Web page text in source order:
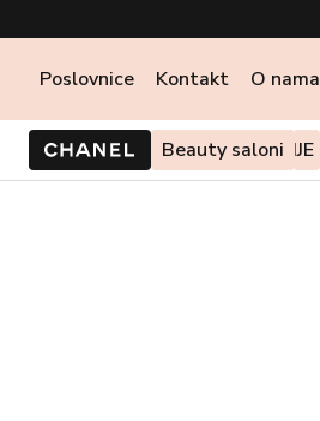
Poslovnice Kontakt O nama
Beauty saloni
PONUDE I AKCIJE